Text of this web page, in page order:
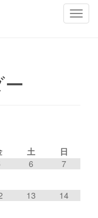
ナ
土
日
6 7
13 14